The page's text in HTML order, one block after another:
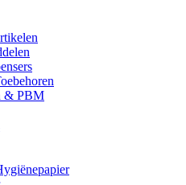
& PBM